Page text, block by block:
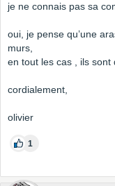
je ne connais pas sa
oui, je pense qu’une
murs,
en tout les cas , ils sont
cordialement,
olivier
1